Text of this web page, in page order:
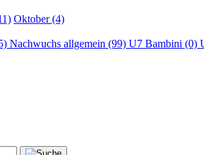
Oktober (4)
Nachwuchs allgemein (99) U7 Bambini (0)